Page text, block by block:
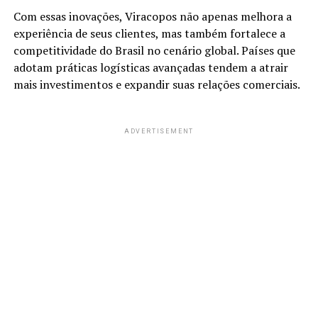
Com essas inovações, Viracopos não apenas melhora a
experiência de seus clientes, mas também fortalece a
competitividade do Brasil no cenário global. Países que
adotam práticas logísticas avançadas tendem a atrair
mais investimentos e expandir suas relações comerciais.
ADVERTISEMENT